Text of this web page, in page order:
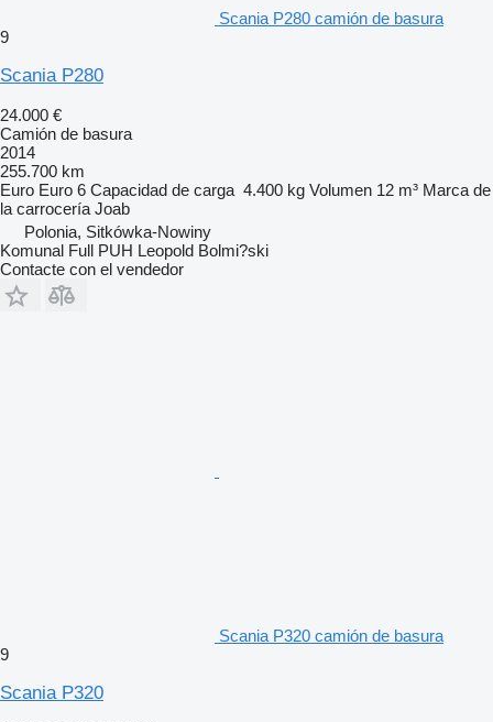
Scania P280 camión de basura
9
Scania P280
24.000 €
Camión de basura
2014
255.700 km
Euro Euro 6 Capacidad de carga 4.400 kg Volumen 12 m³ Marca de
la carrocería Joab
Polonia, Sitkówka-Nowiny
Komunal Full PUH Leopold Bolmi?ski
Contacte con el vendedor
Scania P320 camión de basura
9
Scania P320